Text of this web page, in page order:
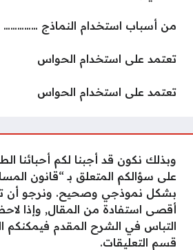
من أسباب استخدام النماذج ……………
تعتمد على استخدام الحواس
تعتمد على استخدام الحواس
وبذلك نكون قد أجبنا لكم أحبائنا
على سؤالكم المتعلق بـ “قانون
بشكل نموذجي وصحيح. ونرجو أن
أقصى استفادة من المقال, وإذا
التباس في الشرح المقدم
قسم التعليقات.